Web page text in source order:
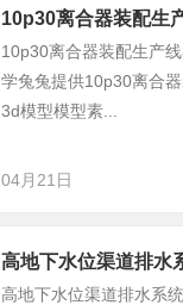
10p30离合器装配生
10p30离合器装配生产
学兔兔提供10p30离合
3d模型模型素...
04月21日
高地下水位渠道排水
高地下水位渠道排水系